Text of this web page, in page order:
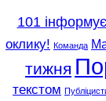
101 інформує
оклику! Команда
тижня
текстом